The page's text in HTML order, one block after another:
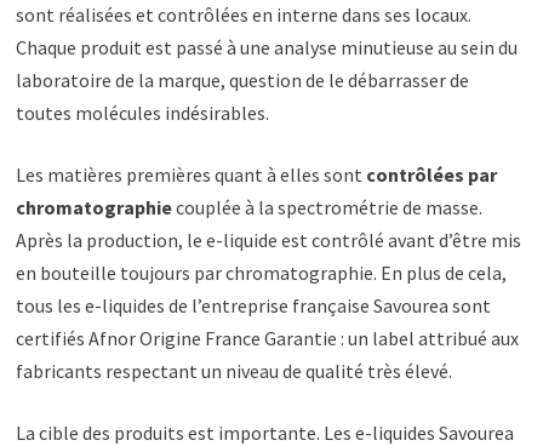
sont réalisées et contrôlées en interne dans ses locaux.
Chaque produit est passé à une analyse minutieuse au sein du
laboratoire de la marque, question de le débarrasser de
toutes molécules indésirables.
Les matières premières quant à elles sont contrôlées par
chromatographiecouplée à la spectrométrie de masse.
Après la production, le e-liquide est contrôlé avant d’être mis
en bouteille toujours par chromatographie. En plus de cela,
tous les e-liquides de l’entreprise française Savourea sont
certifiés Afnor Origine France Garantie : un label attribué aux
fabricants respectant un niveau de qualité très élevé.
La cible des produits est importante. Les e-liquides Savourea